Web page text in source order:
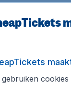
gebruiken